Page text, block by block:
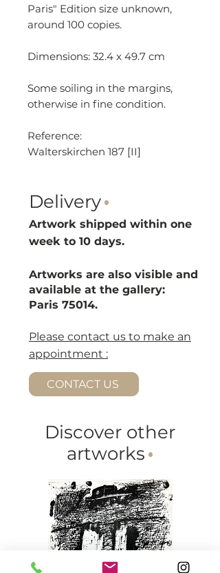
Paris" Edition size unknown,
around 100 copies.
Dimensions: 32.4 x 49.7 cm
Some soiling in the margins,
otherwise in fine condition.
Reference:
Walterskirchen 187 [II]
Delivery·
Artwork shipped within one
week to 10 days.
Artworks are also visible and
available at the gallery:
Paris 75014.
Please contact us to make an
appointment :
CONTACT US
Discover other
artworks·